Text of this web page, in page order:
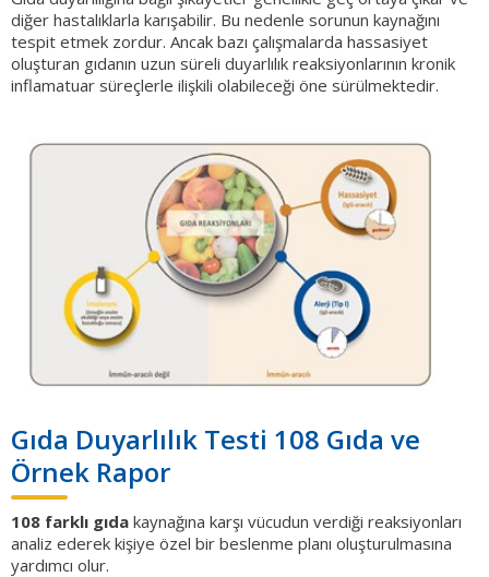
diğer hastalıklarla karışabilir. Bu nedenle sorunun kaynağını
tespit etmek zordur. Ancak bazı çalışmalarda hassasiyet
oluşturan gıdanın uzun süreli duyarlılık reaksiyonlarının kronik
inflamatuar süreçlerle ilişkili olabileceği öne sürülmektedir.
Gıda Duyarlılık Testi 108 Gıda ve
Örnek Rapor
108 farklı gıdakaynağına karşı vücudun verdiği reaksiyonları
analiz ederek kişiye özel bir beslenme planı oluşturulmasına
yardımcı olur.